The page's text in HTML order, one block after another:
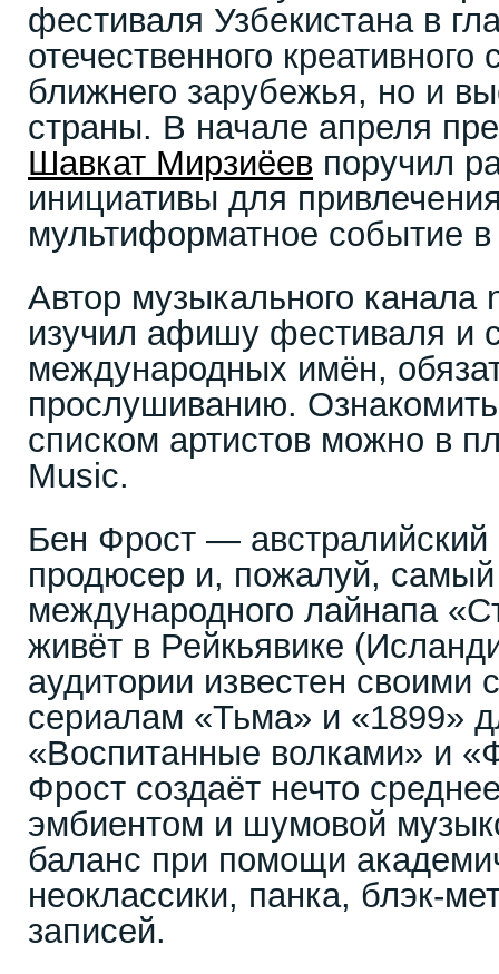
фестиваля Узбекистана в
отечественного
ближнего зарубежья, но и
страны. В начале апреля
Шавкат Мирзиёев поручил
инициативы для
мультиформатное событие в
Автор музыкального канала
изучил афишу фестиваля и
международных имён,
прослушиванию.
списком артистов можно в
Music.
Бен Фрост — австралийский
продюсер и, пожалуй, самый
международного лайнапа
живёт в Рейкьявике
аудитории известен своими
сериалам «Тьма» и «1899»
«Воспитанные волками» и
Фрост создаёт нечто
эмбиентом и шумовой
баланс при помощи
неоклассики, панка, блэк-
записей.